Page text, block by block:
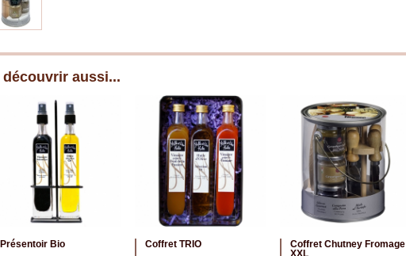
découvrir aussi...
Présentoir Bio Coffret TRIO
Coffret Chutney Fromage
XXL